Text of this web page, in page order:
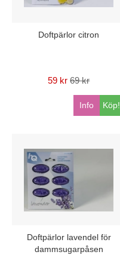
Doftpärlor citron
59 kr 69 kr
Köp!
Info
Doftpärlor lavendel för
dammsugarpåsen